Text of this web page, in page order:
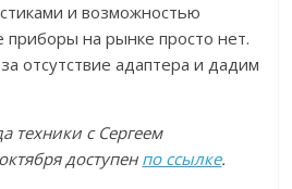
и возможностью
на рынке просто нет.
отсутствие адаптера и дадим
техники с Сергеем
доступен по ссылке.